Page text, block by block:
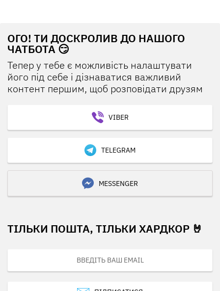
ОГО! ТИ ДОСКРОЛИВ ДО НАШОГО
ЧАТБОТА 😏
Тепер у тебе є можливість налаштувати
його під себе і дізнаватися важливий
контент першим, щоб розповідати друзям
VIBER
TELEGRAM
MESSENGER
ТІЛЬКИ ПОШТА, ТІЛЬКИ ХАРДКОР 🤘